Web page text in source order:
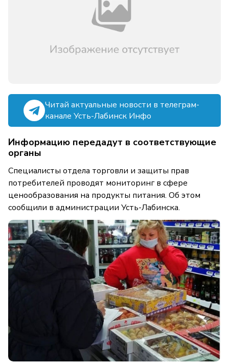
Читай актуальные новости в телеграм-
канале Усть-Лабинск Инфо
Информацию передадут в соответствующие
органы
Специалисты отдела торговли и защиты прав
потребителей проводят мониторинг в сфере
ценообразования на продукты питания. Об этом
сообщили в администрации Усть-Лабинска.